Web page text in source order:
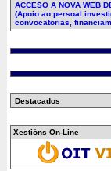
ACCESO A NOVA WEB
(Apoio ao persoal
convocatorias,
Destacados
Xestións On-Line